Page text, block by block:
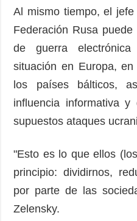
Al mismo tiempo, el
Federación Rusa
de guerra
situación en Europa,
los países bálticos,
influencia informativa y
supuestos ataques
"Esto es lo que ellos
principio: dividirnos,
por parte de las
Zelensky.